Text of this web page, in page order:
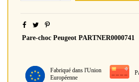
Pare-choc Peugeot PARTNER0000741
Fabriqué dans l'Union
Européenne